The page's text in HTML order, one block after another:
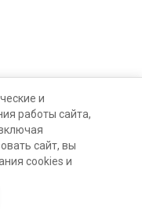
и
работы сайта,
сайт, вы
cookies и